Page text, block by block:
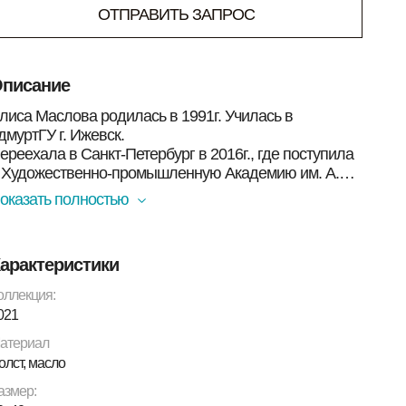
ОТПРАВИТЬ ЗАПРОС
Маслова родилась в 1991г. Училась в
г. Ижевск.
в Санкт-Петербург в 2016г., где поступила
промышленную Академию им. А.Л.
полностью
масло